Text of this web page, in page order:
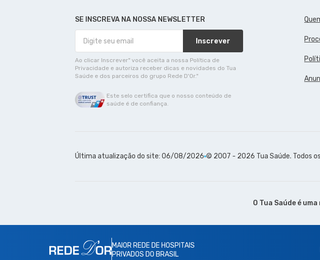
SE INSCREVA NA NOSSA NEWSLETTER
Inscrever
Ao clicar Inscrever" você aceita a nossa Política de
Privacidade e autoriza receber dicas e novidades do Tua
Saúde e dos parceiros do grupo Rede D'Or."
Este selo certifica que o nosso conteúdo de
saúde é de confiança.
Última atualização do site: 06/08/2026 © 2007 - 2026 Tua Saúde. Todos
O Tua Saúde é
MAIOR REDE DE HOSPITAIS
PRIVADOS DO BRASIL